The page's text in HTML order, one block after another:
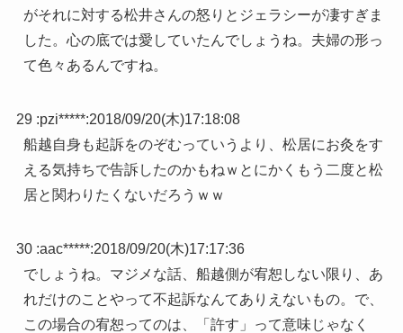
がそれに対する松井さんの怒りとジェラシーが凄すぎま
した。心の底では愛していたんでしょうね。夫婦の形っ
て色々あるんですね。
29 :pzi*****:2018/09/20(木)17:18:08
船越自身も起訴をのぞむっていうより、松居にお灸をす
える気持ちで告訴したのかもねｗとにかくもう二度と松
居と関わりたくないだろうｗｗ
30 :aac*****:2018/09/20(木)17:17:36
でしょうね。マジメな話、船越側が宥恕しない限り、あ
れだけのことやって不起訴なんてありえないもの。で、
この場合の宥恕ってのは、「許す」って意味じゃなく